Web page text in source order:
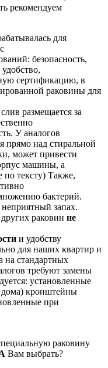
рекомендуем
для
безопасность,
сертификацию, в
раковины для
размещается за
У аналогов
прямо над стиральной
может привести
машины, а
тексту) Также,
бактерий.
запах.
раковин не
и удобству
для наших квартир и
на стандартных
требуют замены
установленные
дома) кронштейны
при
раковину
Вам выбрать?